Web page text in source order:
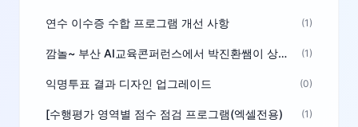
연수 이수증 수합 프로그램 개선 사항 (1)
깜놀~ 부산 AI교육콘퍼런스에서 박진환쌤이 상받으려 나오셨네요~ ^^ (1)
익명투표 결과 디자인 업그레이드 (0)
[수행평가 영역별 점수 점검 프로그램(엑셀전용) (1)